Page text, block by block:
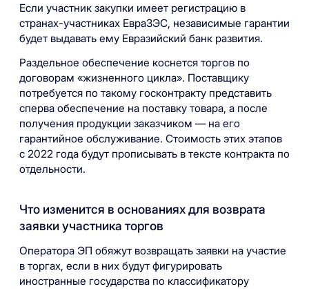
Если участник закупки имеет регистрацию в
странах-участниках ЕвраЗЭС, независимые гарантии
будет выдавать ему Евразийский банк развития.
Раздельное обеспечение коснется торгов по
договорам «жизненного цикла». Поставщику
потребуется по такому госконтракту представить
сперва обеспечение на поставку товара, а после
получения продукции заказчиком — на его
гарантийное обслуживание. Стоимость этих этапов
с 2022 года будут прописывать в тексте контракта по
отдельности.
Что изменится в основаниях для возврата
заявки участника торгов
Оператора ЭП обяжут возвращать заявки на участие
в торгах, если в них будут фигурировать
иностранные государства по классификатору